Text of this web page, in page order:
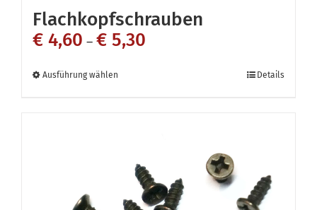
Flachkopfschrauben
€ 4,60 – € 5,30
Ausführung wählen
Varianten
Details